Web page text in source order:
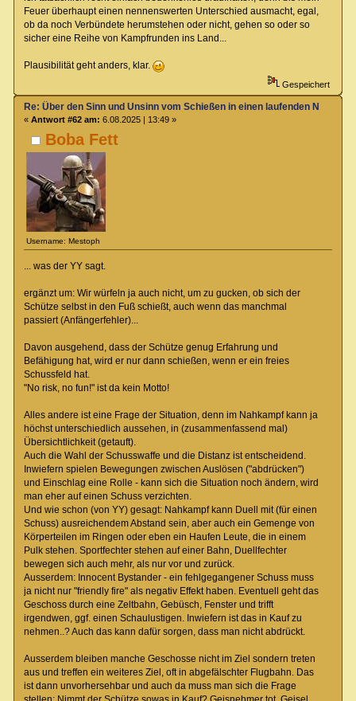
Feuer überhaupt einen nennenswerten Unterschied ausmacht, egal,
ob da noch Verbündete herumstehen oder nicht, gehen so oder so
sicher eine Reihe von Kampfrunden ins Land...
Plausibilität geht anders, klar.
Gespeichert
Boba Fett
Username: Mestoph
Re: Über den Sinn und Unsinn vom Schießen in einen laufenden
« Antwort #62 am: 6.08.2025 | 13:49 »
... was der YY sagt.
ergänzt um: Wir würfeln ja auch nicht, um zu gucken, ob sich der
Schütze selbst in den Fuß schießt, auch wenn das manchmal
passiert (Anfängerfehler)...
Davon ausgehend, dass der Schütze genug Erfahrung und
Befähigung hat, wird er nur dann schießen, wenn er ein freies
Schussfeld hat.
"No risk, no fun!" ist da kein Motto!
Alles andere ist eine Frage der Situation, denn im Nahkampf kann ja
höchst unterschiedlich aussehen, in (zusammenfassend mal)
Übersichtlichkeit (getauft).
Auch die Wahl der Schusswaffe und die Distanz ist entscheidend.
Inwiefern spielen Bewegungen zwischen Auslösen ("abdrücken")
und Einschlag eine Rolle - kann sich die Situation noch ändern, wird
man eher auf einen Schuss verzichten.
Und wie schon (von YY) gesagt: Nahkampf kann Duell mit (für einen
Schuss) ausreichendem Abstand sein, aber auch ein Gemenge von
Körperteilen im Ringen oder eben ein Haufen Leute, die in einem
Pulk stehen. Sportfechter stehen auf einer Bahn, Duellfechter
bewegen sich auch mehr, als nur vor und zurück.
Ausserdem: Innocent Bystander - ein fehlgegangener Schuss muss
ja nicht nur "friendly fire" als negativ Effekt haben. Eventuell geht das
Geschoss durch eine Zeltbahn, Gebüsch, Fenster und trifft
irgendwen, ggf. einen Schaulustigen. Inwiefern ist das in Kauf zu
nehmen..? Auch das kann dafür sorgen, dass man nicht abdrückt.
Ausserdem bleiben manche Geschosse nicht im Ziel sondern treten
aus und treffen ein weiteres Ziel, oft in abgefälschter Flugbahn. Das
ist dann unvorhersehbar und auch da muss man sich die Frage